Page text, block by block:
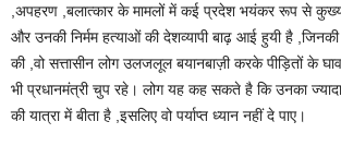
,अपहरण ,बलात्कार के मामलों में कई प्रदेश भयंकर रूप से
और उनकी निर्मम हत्याओं की देशव्यापी बाढ़ आई हुयी है ,जिनकी
की ,वो सत्तासीन लोग उलजलूल बयानबाज़ी करके पीड़ितों के
भी प्रधानमंत्री चुप रहे। लोग यह कह सकते है कि उनका
की यात्रा में बीता है ,इसलिए वो पर्याप्त ध्यान नहीं दे पाए।